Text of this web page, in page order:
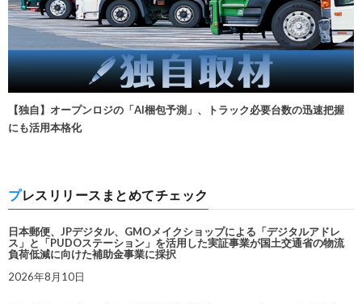
【独自】オープンロジの「AI梱包予測」、トラック必要台数の迅速把握
にも活用本格化
プレスリリースまとめてチェック
日本郵便、JPデジタル、GMOメイクショップによる「デジタルアドレ
ス」と「PUDOステーション」を活用した実証事業が国土交通省の物流
負荷低減に向けた補助金事業に採択
2026年8月10日